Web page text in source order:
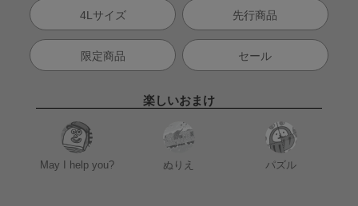
4Lサイズ 先行商品
限定商品 セール
楽しいおまけ
May I help you? ぬりえ パズル